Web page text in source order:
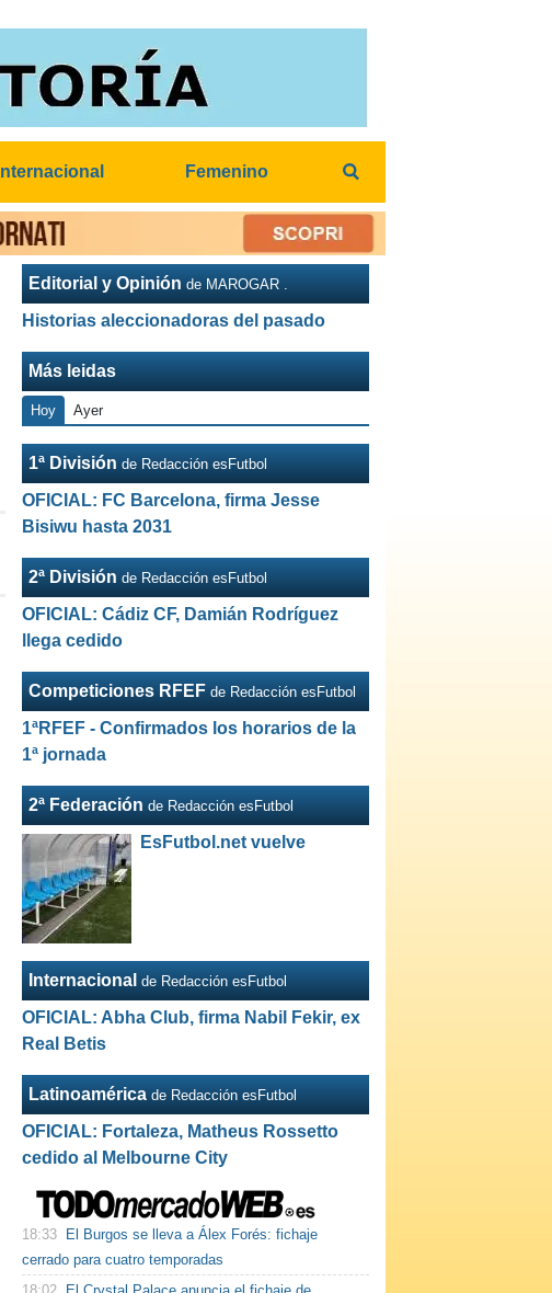
Internacional Femenino
Editorial y Opinión de MAROGAR .
Historias aleccionadoras del pasado
Más leidas
Hoy Ayer
1ª División de Redacción esFutbol
OFICIAL: FC Barcelona, firma Jesse
Bisiwu hasta 2031
2ª División de Redacción esFutbol
OFICIAL: Cádiz CF, Damián Rodríguez
llega cedido
Competiciones RFEF de Redacción esFutbol
1ªRFEF - Confirmados los horarios de la
1ª jornada
2ª Federación de Redacción esFutbol
EsFutbol.net vuelve
Internacional de Redacción esFutbol
OFICIAL: Abha Club, firma Nabil Fekir, ex
Real Betis
Latinoamérica de Redacción esFutbol
OFICIAL: Fortaleza, Matheus Rossetto
cedido al Melbourne City
18:33
El Burgos se lleva a Álex Forés: fichaje
cerrado para cuatro temporadas